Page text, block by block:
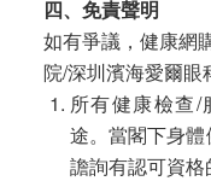
四、免責聲明
如有爭議，健康網
院/深圳濱海愛爾眼
所有健康檢查/
途。當閣下身
譫詢有認可資格